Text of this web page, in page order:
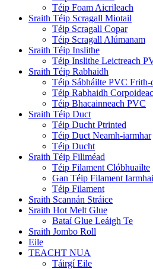
Téip Foam Aicrileach
Sraith Téip Scragall Miotail
Téip Scragall Copar
Téip Scragall Alúmanam
Sraith Téip Inslithe
Téip Inslithe Leictreach
Sraith Téip Rabhaidh
Téip Sábháilte PVC
Téip Rabhaidh
Téip Bhacainneach PVC
Sraith Téip Duct
Téip Ducht Ptrinted
Téip Duct Neamh-iarmhar
Téip Ducht
Sraith Téip Filiméad
Téip Filament Clóbhuailte
Gan Téip Filament
Téip Filament
Sraith Scannán Stráice
Sraith Hot Melt Glue
Bataí Glue Leáigh Te
Sraith Jombo Roll
Eile
TEACHT NUA
Táirgí Eile